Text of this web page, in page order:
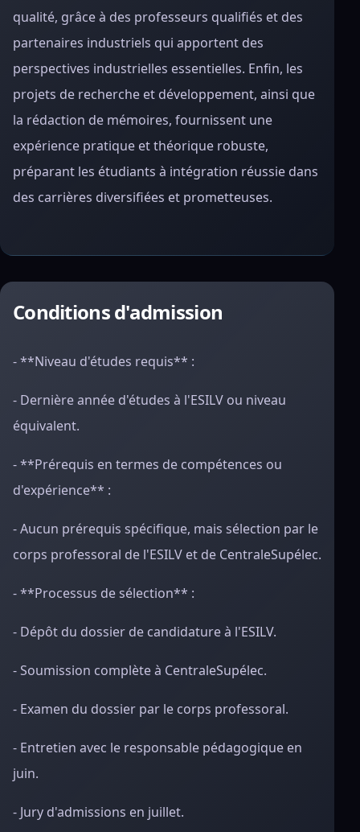
qualité, grâce à des professeurs qualifiés et des
partenaires industriels qui apportent des
perspectives industrielles essentielles. Enfin, les
projets de recherche et développement, ainsi que
la rédaction de mémoires, fournissent une
expérience pratique et théorique robuste,
préparant les étudiants à intégration réussie dans
des carrières diversifiées et prometteuses.
Conditions d'admission
- **Niveau d'études requis** :
- Dernière année d'études à l'ESILV ou niveau
équivalent.
- **Prérequis en termes de compétences ou
d'expérience** :
- Aucun prérequis spécifique, mais sélection par le
corps professoral de l'ESILV et de CentraleSupélec.
- **Processus de sélection** :
- Dépôt du dossier de candidature à l'ESILV.
- Soumission complète à CentraleSupélec.
- Examen du dossier par le corps professoral.
- Entretien avec le responsable pédagogique en
juin.
- Jury d'admissions en juillet.